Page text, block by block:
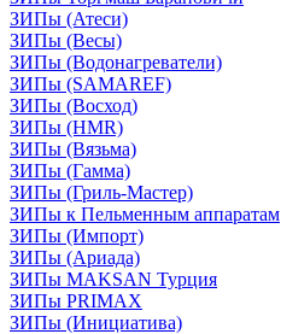
ЗИПы (Атеси)
ЗИПы (Весы)
ЗИПы (Водонагреватели)
ЗИПы (SAMAREF)
ЗИПы (Восход)
ЗИПы (HMR)
ЗИПы (Вязьма)
ЗИПы (Гамма)
ЗИПы (Гриль-Мастер)
ЗИПы к Пельменным аппаратам
ЗИПы (Импорт)
ЗИПы (Ариада)
ЗИПы MAKSAN Турция
ЗИПы PRIMAX
ЗИПы (Инициатива)